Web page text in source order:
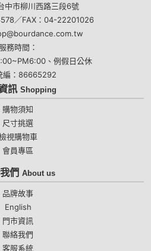
中市柳川西路三段6號
／FAX：04-22201026
服務時間：
、例假日公休
編：86665292
訊 Shopping
購物須知
尺寸挑選
視購物車
會員專區
們 About us
品牌故事
English
門市資訊
聯絡我們
客服系統